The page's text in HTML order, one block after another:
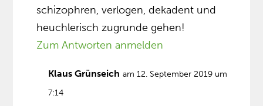
schizophren, verlogen, dekadent und
heuchlerisch zugrunde gehen!
Zum Antworten anmelden
Klaus Grünseich am 12. September 2019 um
7:14